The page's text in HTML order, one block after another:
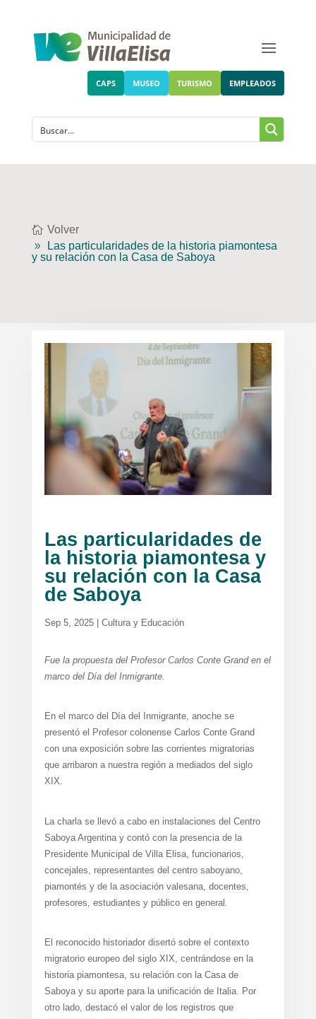
CAPS MUSEO TURISMO EMPLEADOS
Volver
Las particularidades de la historia piamontesa
y su relación con la Casa de Saboya
Las particularidades de
la historia piamontesa y
su relación con la Casa
de Saboya
Sep 5, 2025| Cultura y Educación
Fue la propuesta del Profesor Carlos Conte Grand en el
marco del Día del Inmigrante.
En el marco del Día del Inmigrante, anoche se
presentó el Profesor colonense Carlos Conte Grand
con una exposición sobre las corrientes migratorias
que arribaron a nuestra región a mediados del siglo
XIX.
La charla se llevó a cabo en instalaciones del Centro
Saboya Argentina y contó con la presencia de la
Presidente Municipal de Villa Elisa, funcionarios,
concejales, representantes del centro saboyano,
piamontés y de la asociación valesana, docentes,
profesores, estudiantes y público en general.
El reconocido historiador disertó sobre el contexto
migratorio europeo del siglo XIX, centrándose en la
historia piamontesa, su relación con la Casa de
Saboya y su aporte para la unificación de Italia. Por
otro lado, destacó el valor de los registros que